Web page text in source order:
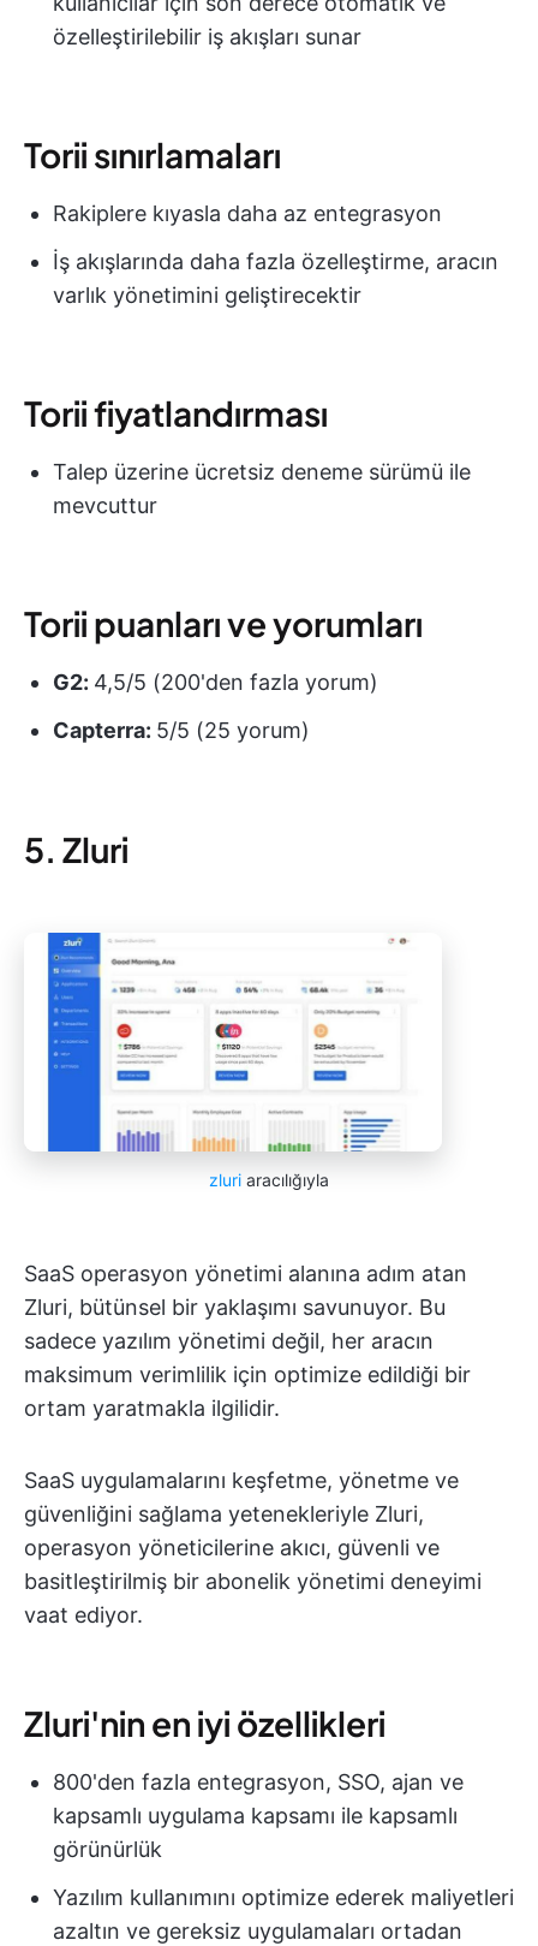
özelleştirilebilir iş akışları sunar
Torii sınırlamaları
Rakiplere kıyasla daha az entegrasyon
İş akışlarında daha fazla özelleştirme, aracın
varlık yönetimini geliştirecektir
Torii fiyatlandırması
Talep üzerine ücretsiz deneme sürümü ile
mevcuttur
Torii puanları ve yorumları
G2: 4,5/5 (200'den fazla yorum)
Capterra: 5/5 (25 yorum)
5. Zluri
zluri aracılığıyla
SaaS operasyon yönetimi alanına adım atan
Zluri, bütünsel bir yaklaşımı savunuyor. Bu
sadece yazılım yönetimi değil, her aracın
maksimum verimlilik için optimize edildiği bir
ortam yaratmakla ilgilidir.
SaaS uygulamalarını keşfetme, yönetme ve
güvenliğini sağlama yetenekleriyle Zluri,
operasyon yöneticilerine akıcı, güvenli ve
basitleştirilmiş bir abonelik yönetimi deneyimi
vaat ediyor.
Zluri'nin en iyi özellikleri
800'den fazla entegrasyon, SSO, ajan ve
kapsamlı uygulama kapsamı ile kapsamlı
görünürlük
Yazılım kullanımını optimize ederek maliyetleri
azaltın ve gereksiz uygulamaları ortadan